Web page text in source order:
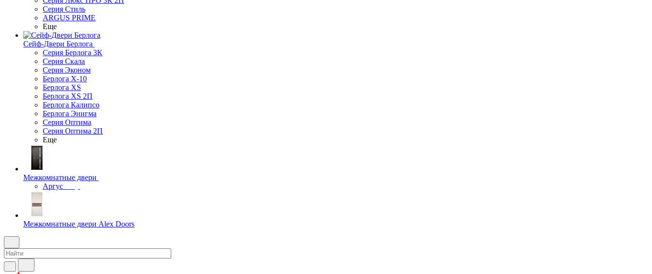
Серия Стиль
ARGUS PRIME
Еще
Сейф-Двери Берлога
Серия Берлога 3К
Серия Скала
Серия Эконом
Берлога X-10
Берлога XS
Берлога XS 2П
Берлога Калипсо
Берлога Энигма
Серия Оптима
Серия Оптима 2П
Еще
Межкомнатные двери
Аргус
Межкомнатные двери Alex Doors